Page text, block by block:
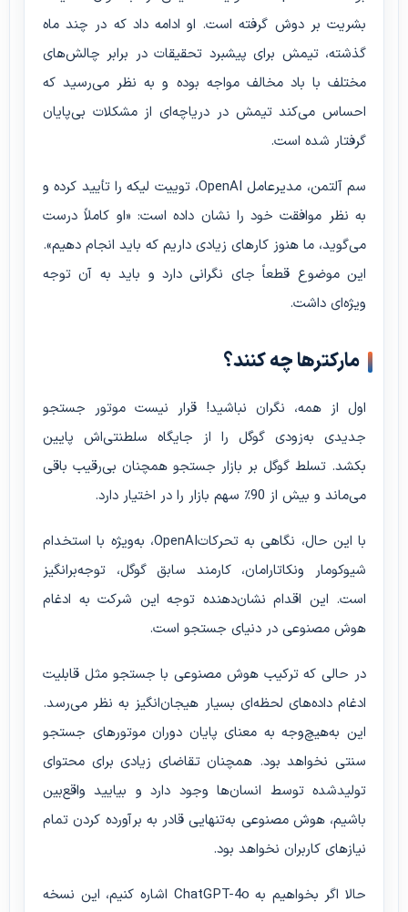
بشریت بر دوش گرفته است. او ادامه داد که در چند ماه
گذشته، تیمش برای پیشبرد تحقیقات در برابر چالش‌های
مختلف با باد مخالف مواجه بوده و به نظر می‌رسید که
احساس می‌کند تیمش در دریاچه‌ای از مشکلات بی‌پایان
گرفتار شده است.
سم آلتمن، مدیرعامل OpenAI، توییت لیکه را تأیید کرده و
به نظر موافقت خود را نشان داده است: «او کاملاً درست
می‌گوید، ما هنوز کارهای زیادی داریم که باید انجام دهیم».
این موضوع قطعاً جای نگرانی دارد و باید به آن توجه
ویژه‌ای داشت.
مارکترها چه کنند؟
اول از همه، نگران نباشید! قرار نیست موتور جستجو
جدیدی به‌زودی گوگل را از جایگاه سلطنتی‌اش پایین
بکشد. تسلط گوگل بر بازار جستجو همچنان بی‌رقیب باقی
می‌ماند و بیش از 90٪ سهم بازار را در اختیار دارد.
با این حال، نگاهی به تحرکاتOpenAI، به‌ویژه با استخدام
شیوکومار ونکاتارامان، کارمند سابق گوگل، توجه‌برانگیز
است. این اقدام نشان‌دهنده توجه این شرکت به ادغام
هوش مصنوعی در دنیای جستجو است.
در حالی که ترکیب هوش مصنوعی با جستجو مثل قابلیت
ادغام داده‌های لحظه‌ای بسیار هیجان‌انگیز به نظر می‌رسد.
این به‌هیچ‌وجه به معنای پایان دوران موتورهای جستجو
سنتی نخواهد بود. همچنان تقاضای زیادی برای محتوای
تولیدشده توسط انسان‌ها وجود دارد و بیایید واقع‌بین
باشیم، هوش مصنوعی به‌تنهایی قادر به برآورده کردن تمام
نیازهای کاربران نخواهد بود.
حالا اگر بخواهیم به ChatGPT-4o اشاره کنیم، این نسخه